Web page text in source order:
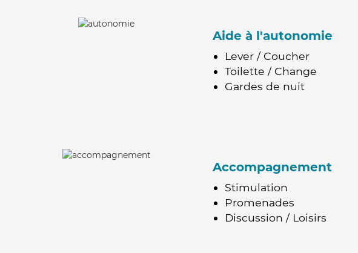
Aide à l'autonomie
Lever / Coucher
Toilette / Change
Gardes de nuit
Accompagnement
Stimulation
Promenades
Discussion / Loisirs